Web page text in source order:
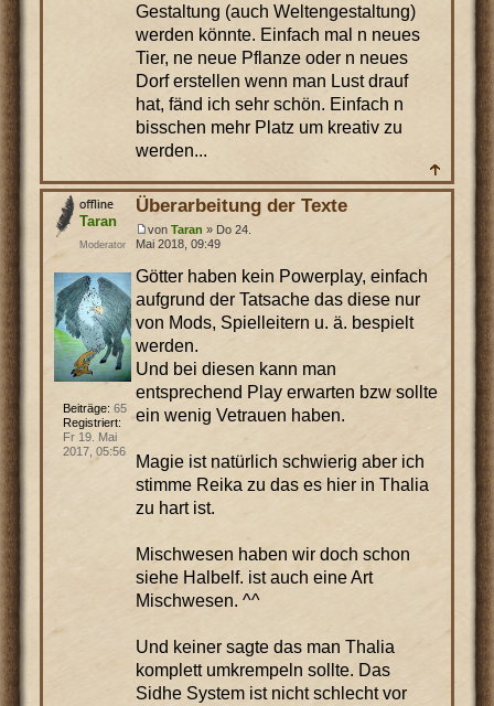
Gestaltung (auch Weltengestaltung)
werden könnte. Einfach mal n neues
Tier, ne neue Pflanze oder n neues
Dorf erstellen wenn man Lust drauf
hat, fänd ich sehr schön. Einfach n
bisschen mehr Platz um kreativ zu
werden...
Überarbeitung der Texte
von Taran » Do 24.
Mai 2018, 09:49
Götter haben kein Powerplay, einfach
aufgrund der Tatsache das diese nur
von Mods, Spielleitern u. ä. bespielt
werden.
Und bei diesen kann man
entsprechend Play erwarten bzw sollte
ein wenig Vetrauen haben.
Magie ist natürlich schwierig aber ich
stimme Reika zu das es hier in Thalia
zu hart ist.
Mischwesen haben wir doch schon
siehe Halbelf. ist auch eine Art
Mischwesen. ^^
Und keiner sagte das man Thalia
komplett umkrempeln sollte. Das
Sidhe System ist nicht schlecht vor
Taran
Moderator
Beiträge: 65
Registriert:
Fr 19. Mai
2017, 05:56